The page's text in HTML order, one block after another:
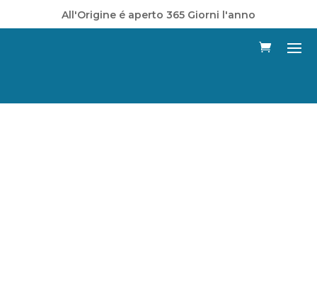
All'Origine é aperto 365 Giorni l'anno